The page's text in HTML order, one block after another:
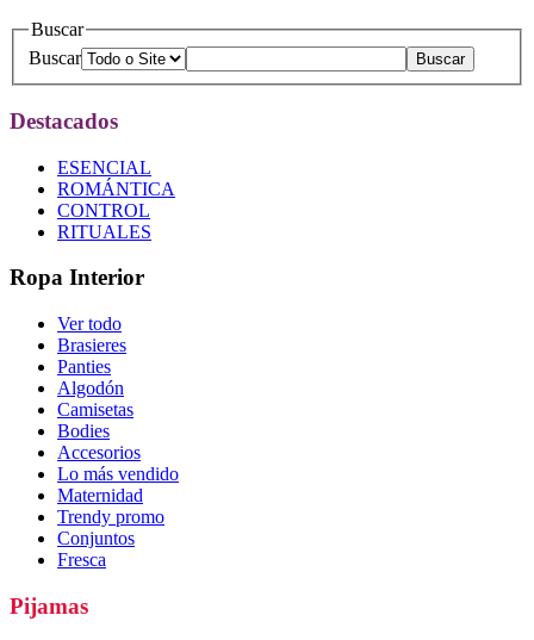
Buscar
Buscar
Destacados
ESENCIAL
ROMÁNTICA
CONTROL
RITUALES
Ropa Interior
Ver todo
Brasieres
Panties
Algodón
Camisetas
Bodies
Accesorios
Lo más vendido
Maternidad
Trendy promo
Conjuntos
Fresca
Pijamas